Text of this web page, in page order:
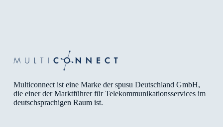
Multiconnect ist eine Marke der spusu Deutschland GmbH,
die einer der Marktführer für Telekommunikationsservices im
deutschsprachigen Raum ist.